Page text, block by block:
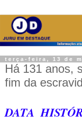
terça-feira, 13 de
Há 131 anos,
fim da
DATA